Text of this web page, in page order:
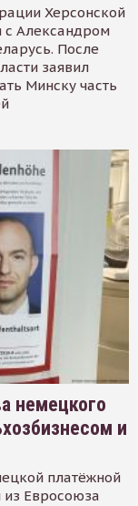
Херсонской
с Александром
После
заявил
Минску часть
немецкого
и
платёжной
Евросоюза